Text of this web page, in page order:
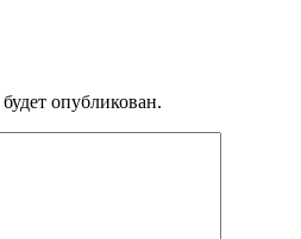
опубликован.